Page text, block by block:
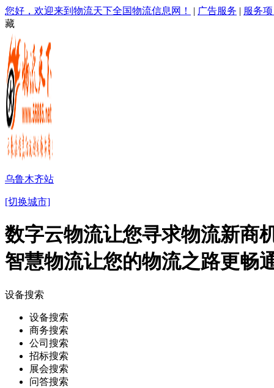
您好，欢迎来到物流天下全国物流信息网！ | 广告服务 | 服务
藏
乌鲁木齐站
[切换城市]
数字云物流让您寻求物流新商
智慧物流让您的物流之路更畅
设备搜索
设备搜索
商务搜索
公司搜索
招标搜索
展会搜索
问答搜索